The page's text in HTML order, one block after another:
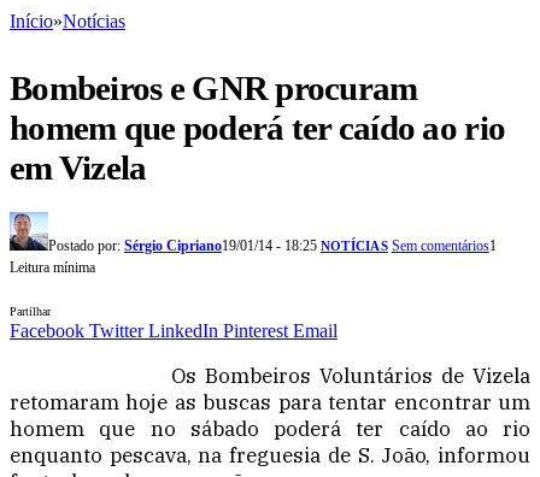
Início»Notícias
Bombeiros e GNR procuram
homem que poderá ter caído ao rio
em Vizela
Postado por: Sérgio Cipriano19/01/14 - 18:25 NOTÍCIAS Sem comentários1
Leitura mínima
Partilhar
Facebook Twitter LinkedIn Pinterest Email
Os Bombeiros Voluntários de Vizela
retomaram hoje as buscas para tentar encontrar um
homem que no sábado poderá ter caído ao rio
enquanto pescava, na freguesia de S. João, informou